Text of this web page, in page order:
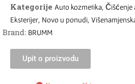
Kategorije Auto kozmetika, Čišćenje
Eksterijer, Novo u ponudi,
Brand: BRUMM
Upit o proizvodu